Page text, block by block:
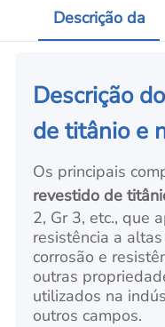
Descrição da
Descrição
de titânio e
Os principais
revestido de
2, Gr 3, etc., que
resistência a
corrosão e
outras
utilizados na
outros campos.